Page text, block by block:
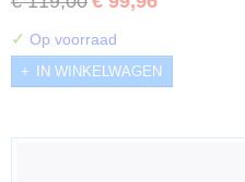
✓ Op voorraad
IN WINKELWAGEN